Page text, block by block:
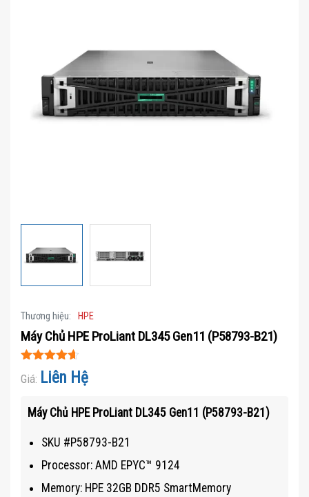
Thương hiệu: HPE
Máy Chủ HPE ProLiant DL345 Gen11 (P58793-B21)
Được xếp
hạng4.65
Giá: Liên Hệ
Máy Chủ HPE ProLiant DL345 Gen11 (P58793-B21)
SKU #P58793-B21
Processor: AMD EPYC™ 9124
Memory: HPE 32GB DDR5 SmartMemory